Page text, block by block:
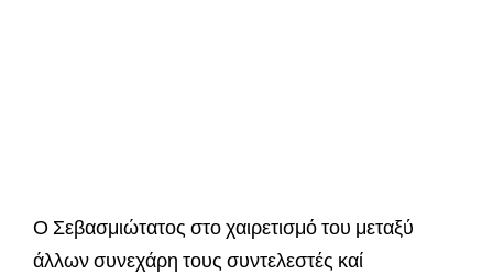
Ο Σεβασμιώτατος στο χαιρετισμό του μεταξύ
άλλων συνεχάρη τους συντελεστές καί